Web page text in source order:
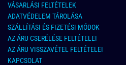
VÁSARLÁSI FELTÉTELEK
ADATVÉDELEM TÁROLÁSA
SZÁLLÍTÁSI ÉS FIZETÉSI MÓDOK
AZ ÁRU CSERÉLÉSE FELTÉTELEI
AZ ÁRU VISSZAVÉTEL FELTÉTELEI
KAPCSOLAT